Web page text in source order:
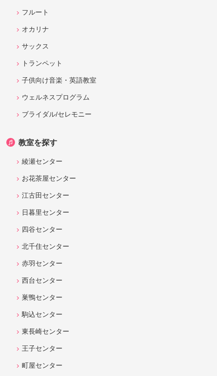
フルート
オカリナ
サックス
トランペット
子供向け音楽・英語教室
ウェルネスプログラム
ブライダル/セレモニー
教室を探す
綾瀬センター
お花茶屋センター
江古田センター
日暮里センター
四谷センター
北千住センター
赤羽センター
西台センター
巣鴨センター
駒込センター
東長崎センター
王子センター
町屋センター